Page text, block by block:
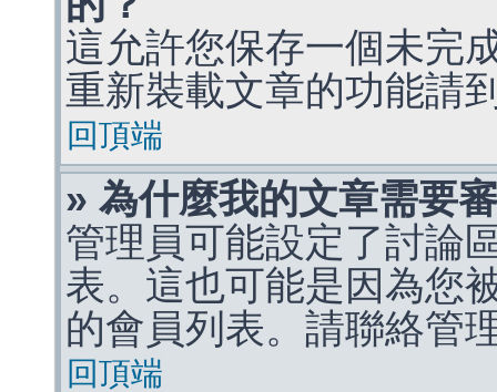
這允許您保存一個未完
重新裝載文章的功能請
回頂端
» 為什麼我的文章需要
管理員可能設定了討論
表。這也可能是因為您
的會員列表。請聯絡管
回頂端